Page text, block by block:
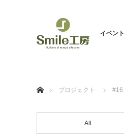
イベント
プロジェクト
#16
All